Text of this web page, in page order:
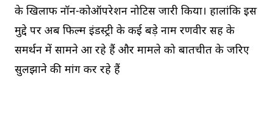
के खिलाफ नॉन-कोऑपरेशन नोटिस जारी किया। हालांकि इस
मुद्दे पर अब फिल्म इंडस्ट्री के कई बड़े नाम रणवीर सिंह के
समर्थन में सामने आ रहे हैं और मामले को बातचीत के जरिए
सुलझाने की मांग कर रहे हैं